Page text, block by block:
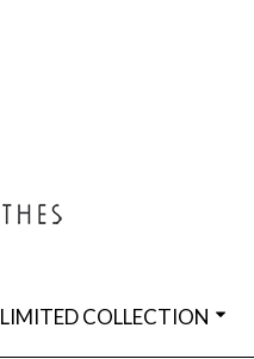
LIMITED COLLECTION